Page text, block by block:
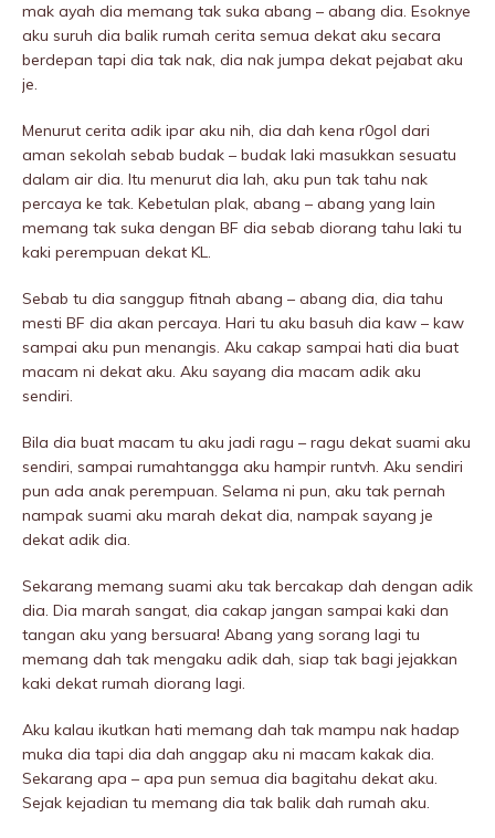
mak ayah dia memang tak suka abang – abang dia. Esoknye
aku suruh dia balik rumah cerita semua dekat aku secara
berdepan tapi dia tak nak, dia nak jumpa dekat pejabat aku
je.
Menurut cerita adik ipar aku nih, dia dah kena r0goI dari
aman sekolah sebab budak – budak laki masukkan sesuatu
dalam air dia. Itu menurut dia lah, aku pun tak tahu nak
percaya ke tak. Kebetulan plak, abang – abang yang lain
memang tak suka dengan BF dia sebab diorang tahu laki tu
kaki perempuan dekat KL.
Sebab tu dia sanggup fitnah abang – abang dia, dia tahu
mesti BF dia akan percaya. Hari tu aku basuh dia kaw – kaw
sampai aku pun menangis. Aku cakap sampai hati dia buat
macam ni dekat aku. Aku sayang dia macam adik aku
sendiri.
Bila dia buat macam tu aku jadi ragu – ragu dekat suami aku
sendiri, sampai rumahtangga aku hampir runtvh. Aku sendiri
pun ada anak perempuan. Selama ni pun, aku tak pernah
nampak suami aku marah dekat dia, nampak sayang je
dekat adik dia.
Sekarang memang suami aku tak bercakap dah dengan adik
dia. Dia marah sangat, dia cakap jangan sampai kaki dan
tangan aku yang bersuara! Abang yang sorang lagi tu
memang dah tak mengaku adik dah, siap tak bagi jejakkan
kaki dekat rumah diorang lagi.
Aku kalau ikutkan hati memang dah tak mampu nak hadap
muka dia tapi dia dah anggap aku ni macam kakak dia.
Sekarang apa – apa pun semua dia bagitahu dekat aku.
Sejak kejadian tu memang dia tak balik dah rumah aku.